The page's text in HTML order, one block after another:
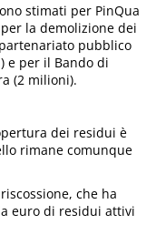
stimati per PinQua
la demolizione dei
pubblico
e per il Bando di
(2 milioni).
dei residui è
rimane comunque
che ha
euro di residui attivi